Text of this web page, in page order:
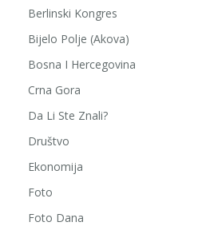
Berlinski Kongres
Bijelo Polje (Akova)
Bosna I Hercegovina
Crna Gora
Da Li Ste Znali?
Društvo
Ekonomija
Foto
Foto Dana